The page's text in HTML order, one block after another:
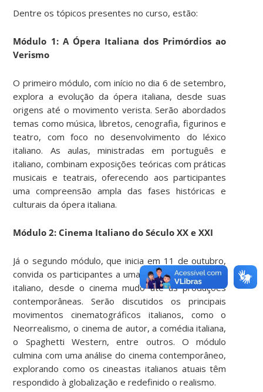
Dentre os tópicos presentes no curso, estão:
Módulo 1: A Ópera Italiana dos Primórdios ao
Verismo
O primeiro módulo, com início no dia 6 de setembro,
explora a evolução da ópera italiana, desde suas
origens até o movimento verista. Serão abordados
temas como música, libretos, cenografia, figurinos e
teatro, com foco no desenvolvimento do léxico
italiano. As aulas, ministradas em português e
italiano, combinam exposições teóricas com práticas
musicais e teatrais, oferecendo aos participantes
uma compreensão ampla das fases históricas e
culturais da ópera italiana.
Módulo 2: Cinema Italiano do Século XX e XXI
Já o segundo módulo, que inicia em 11 de outubro,
convida os participantes a uma jornada pelo cinema
italiano, desde o cinema mudo até as produções
contemporâneas. Serão discutidos os principais
movimentos cinematográficos italianos, como o
Neorrealismo, o cinema de autor, a comédia italiana,
o Spaghetti Western, entre outros. O módulo
culmina com uma análise do cinema contemporâneo,
explorando como os cineastas italianos atuais têm
respondido à globalização e redefinido o realismo.